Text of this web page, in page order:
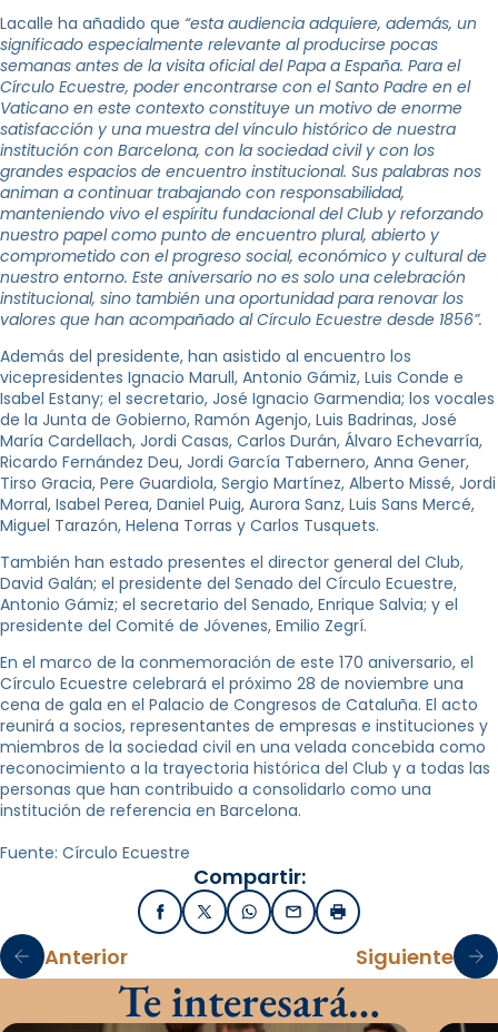
Lacalle ha añadido que “esta audiencia adquiere, además, un
significado especialmente relevante al producirse pocas
semanas antes de la visita oficial del Papa a España. Para el
Círculo Ecuestre, poder encontrarse con el Santo Padre en el
Vaticano en este contexto constituye un motivo de enorme
satisfacción y una muestra del vínculo histórico de nuestra
institución con Barcelona, con la sociedad civil y con los
grandes espacios de encuentro institucional. Sus palabras nos
animan a continuar trabajando con responsabilidad,
manteniendo vivo el espíritu fundacional del Club y reforzando
nuestro papel como punto de encuentro plural, abierto y
comprometido con el progreso social, económico y cultural de
nuestro entorno. Este aniversario no es solo una celebración
institucional, sino también una oportunidad para renovar los
valores que han acompañado al Círculo Ecuestre desde 1856”.
Además del presidente, han asistido al encuentro los
vicepresidentes Ignacio Marull, Antonio Gámiz, Luis Conde e
Isabel Estany; el secretario, José Ignacio Garmendia; los vocales
de la Junta de Gobierno, Ramón Agenjo, Luis Badrinas, José
María Cardellach, Jordi Casas, Carlos Durán, Álvaro Echevarría,
Ricardo Fernández Deu, Jordi García Tabernero, Anna Gener,
Tirso Gracia, Pere Guardiola, Sergio Martínez, Alberto Missé, Jordi
Morral, Isabel Perea, Daniel Puig, Aurora Sanz, Luis Sans Mercé,
Miguel Tarazón, Helena Torras y Carlos Tusquets.
También han estado presentes el director general del Club,
David Galán; el presidente del Senado del Círculo Ecuestre,
Antonio Gámiz; el secretario del Senado, Enrique Salvia; y el
presidente del Comité de Jóvenes, Emilio Zegrí.
En el marco de la conmemoración de este 170 aniversario, el
Círculo Ecuestre celebrará el próximo 28 de noviembre una
cena de gala en el Palacio de Congresos de Cataluña. El acto
reunirá a socios, representantes de empresas e instituciones y
miembros de la sociedad civil en una velada concebida como
reconocimiento a la trayectoria histórica del Club y a todas las
personas que han contribuido a consolidarlo como una
institución de referencia en Barcelona.
Fuente: Círculo Ecuestre
Compartir:
FacebookX / TwitterWhatsApp
EmailImprimir
Anterior Siguiente
Te interesará…